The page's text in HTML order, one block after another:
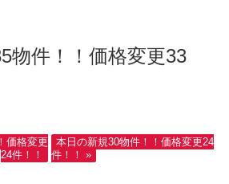
物件！！価格変更33
価格変更
24件！！
本日の新規30物件！！価格変更24
件！！ »